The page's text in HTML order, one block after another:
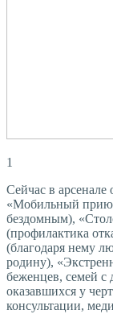
1
Сейчас в
«Мобильный
бездомным),
(профилактика
(благодаря нему
родину),
беженцев, семей с
оказавшихся у
консультации,